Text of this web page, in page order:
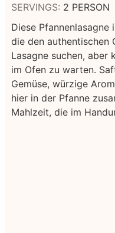
SERVINGS: 2 PERSON
Diese
die den authentischen
Lasagne suchen, aber
im Ofen zu warten.
Gemüse, würzige
hier in der Pfanne
Mahlzeit, die im